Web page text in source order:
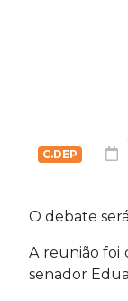
C.DEP
O debate
A reunião foi
senador